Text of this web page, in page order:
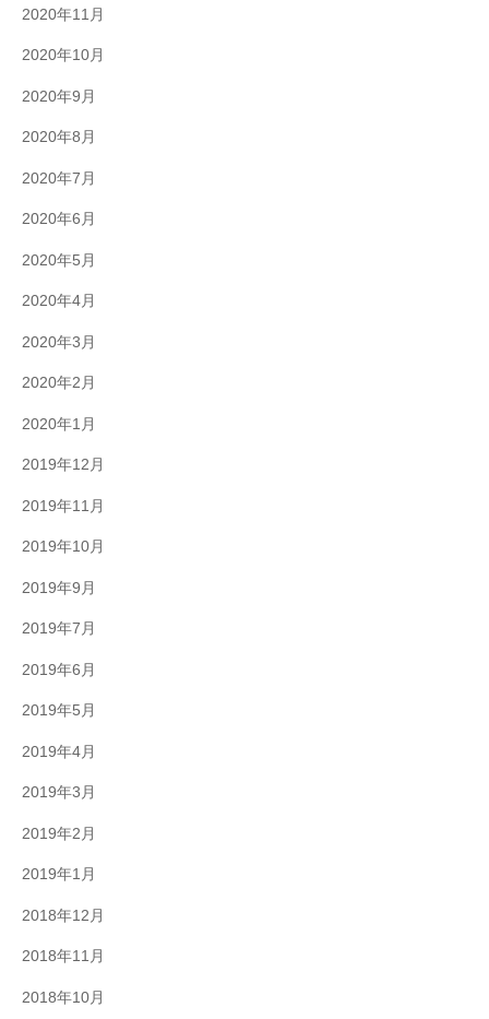
2020年11月
2020年10月
2020年9月
2020年8月
2020年7月
2020年6月
2020年5月
2020年4月
2020年3月
2020年2月
2020年1月
2019年12月
2019年11月
2019年10月
2019年9月
2019年7月
2019年6月
2019年5月
2019年4月
2019年3月
2019年2月
2019年1月
2018年12月
2018年11月
2018年10月